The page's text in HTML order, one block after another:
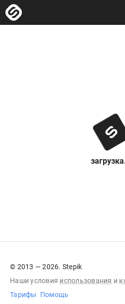
© 2013 — 2026. Stepik
Наши условия использования и
Тарифы
Помощь